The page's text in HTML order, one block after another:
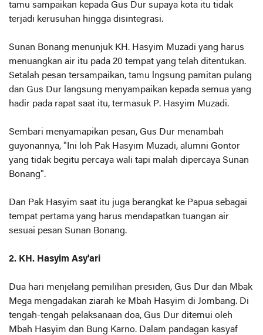
tamu sampaikan kepada Gus Dur supaya kota itu tidak
terjadi kerusuhan hingga disintegrasi.
Sunan Bonang menunjuk KH. Hasyim Muzadi yang harus
menuangkan air itu pada 20 tempat yang telah ditentukan.
Setalah pesan tersampaikan, tamu lngsung pamitan pulang
dan Gus Dur langsung menyampaikan kepada semua yang
hadir pada rapat saat itu, termasuk P. Hasyim Muzadi.
Sembari menyamapikan pesan, Gus Dur menambah
guyonannya, "Ini loh Pak Hasyim Muzadi, alumni Gontor
yang tidak begitu percaya wali tapi malah dipercaya Sunan
Bonang".
Dan Pak Hasyim saat itu juga berangkat ke Papua sebagai
tempat pertama yang harus mendapatkan tuangan air
sesuai pesan Sunan Bonang.
2. KH. Hasyim Asy'ari
Dua hari menjelang pemilihan presiden, Gus Dur dan Mbak
Mega mengadakan ziarah ke Mbah Hasyim di Jombang. Di
tengah-tengah pelaksanaan doa, Gus Dur ditemui oleh
Mbah Hasyim dan Bung Karno. Dalam pandagan kasyaf